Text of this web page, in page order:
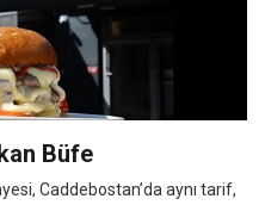
Büfe
Caddebostan’da aynı tarif,